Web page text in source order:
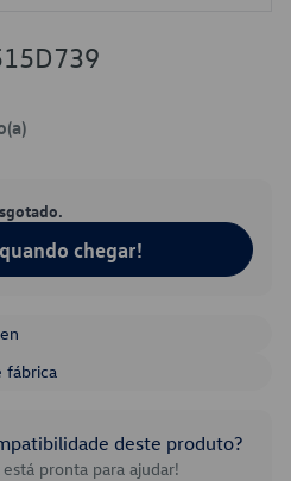
chegar!
fábrica
deste produto?
pronta para ajudar!